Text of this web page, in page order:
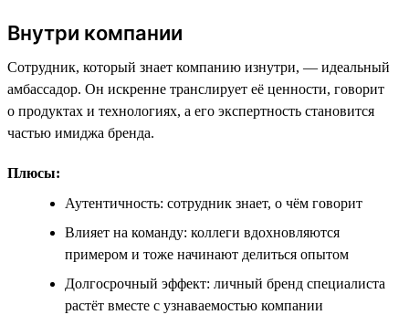
Внутри компании
Сотрудник, который знает компанию изнутри, — идеальный
амбассадор. Он искренне транслирует её ценности, говорит
о продуктах и технологиях, а его экспертность становится
частью имиджа бренда.
Плюсы:
Аутентичность: сотрудник знает, о чём говорит
Влияет на команду: коллеги вдохновляются
примером и тоже начинают делиться опытом
Долгосрочный эффект: личный бренд специалиста
растёт вместе с узнаваемостью компании